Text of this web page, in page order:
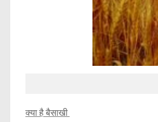
क्या है बैसाखी